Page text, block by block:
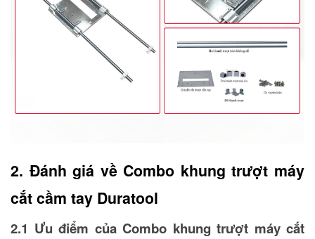
2. Đánh giá về Combo khung trượt máy
cắt cầm tay Duratool
2.1 Ưu điểm của Combo khung trượt máy cắt